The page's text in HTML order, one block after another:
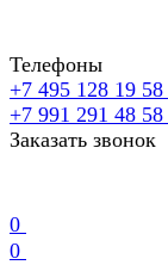
Телефоны
+7 495 128 19 58
+7 991 291 48 58
Заказать звонок
0
0